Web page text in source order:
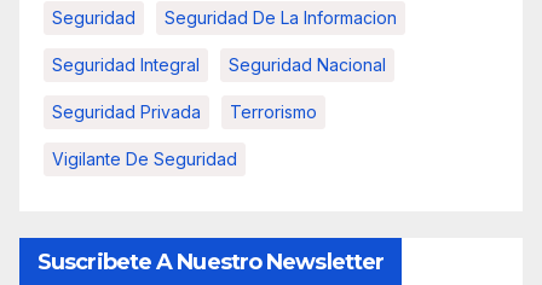
Seguridad Seguridad De La Informacion
Seguridad Integral Seguridad Nacional
Seguridad Privada Terrorismo
Vigilante De Seguridad
Suscribete A Nuestro Newsletter